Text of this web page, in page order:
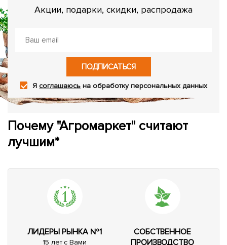
Акции, подарки, скидки, распродажа
ПОДПИСАТЬСЯ
Ясоглашаюсь на обработку персональных данных
Почему "Агромаркет" считают
лучшим*
ЛИДЕРЫ РЫНКА №1
15 лет с Вами
СОБСТВЕННОЕ
ПРОИЗВОДСТВО